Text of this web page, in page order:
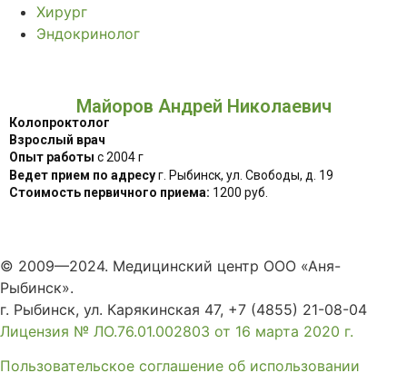
Хирург
Эндокринолог
Майоров Андрей Николаевич
Колопроктолог
Взрослый врач
Опыт работы с 2004 г
Ведет прием по адресуг. Рыбинск, ул. Свободы, д. 19
Стоимость первичного приема: 1200 руб.
© 2009—2024. Медицинский центр ООО «Аня-
Рыбинск».
г. Рыбинск, ул. Карякинская 47, +7 (4855) 21-08-04
Лицензия № ЛО.76.01.002803 от 16 марта 2020 г.
Пользовательское соглашение об использовании